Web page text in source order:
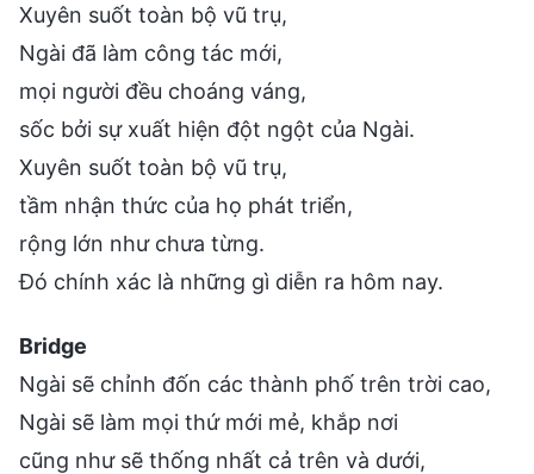
Xuyên suốt toàn bộ vũ trụ,
Ngài đã làm công tác mới,
mọi người đều choáng váng,
sốc bởi sự xuất hiện đột ngột của Ngài.
Xuyên suốt toàn bộ vũ trụ,
tầm nhận thức của họ phát triển,
rộng lớn như chưa từng.
Đó chính xác là những gì diễn ra hôm nay.
Bridge
Ngài sẽ chỉnh đốn các thành phố trên trời cao,
Ngài sẽ làm mọi thứ mới mẻ, khắp nơi
cũng như sẽ thống nhất cả trên và dưới,